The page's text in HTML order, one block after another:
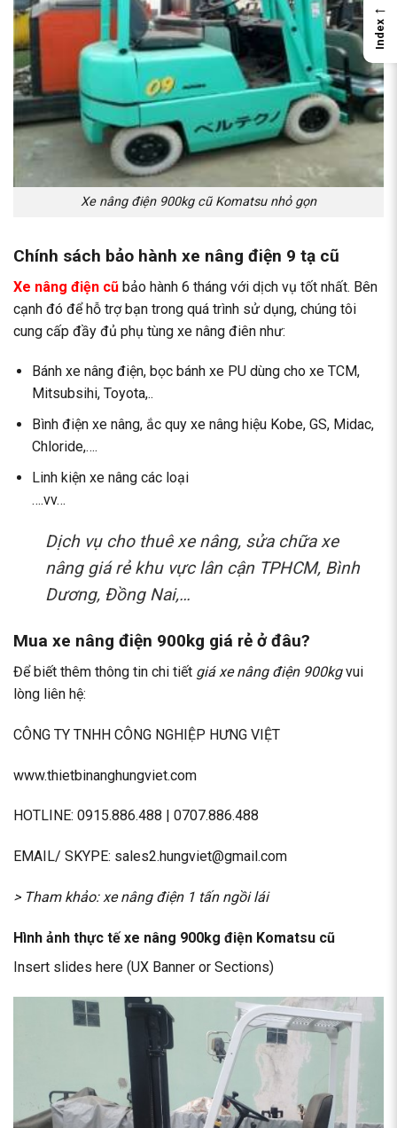
Xe nâng điện 900kg cũ Komatsu nhỏ gọn
Chính sách bảo hành xe nâng điện 9 tạ cũ
Xe nâng điện cũ bảo hành 6 tháng với dịch vụ tốt nhất. Bên
cạnh đó để hỗ trợ bạn trong quá trình sử dụng, chúng tôi
cung cấp đầy đủ phụ tùng xe nâng điên như:
Bánh xe nâng điện, bọc bánh xe PU dùng cho xe TCM,
Mitsubsihi, Toyota,..
Bình điện xe nâng, ắc quy xe nâng hiệu Kobe, GS, Midac,
Chloride,….
Linh kiện xe nâng các loại
….vv…
Dịch vụ cho thuê xe nâng, sửa chữa xe
nâng giá rẻ khu vực lân cận TPHCM, Bình
Dương, Đồng Nai,…
Mua xe nâng điện 900kg giá rẻ ở đâu?
Để biết thêm thông tin chi tiết giá xe nâng điện 900kgvui
lòng liên hệ:
CÔNG TY TNHH CÔNG NGHIỆP HƯNG VIỆT
www.thietbinanghungviet.com
HOTLINE: 0915.886.488 0707.886.488
EMAIL/ SKYPE: sales2.hungviet@gmail.com
> Tham khảo:xe nâng điện 1 tấn ngồi lái
Hình ảnh thực tế xe nâng 900kg điện Komatsu cũ
Insert slides here (UX Banner or Sections)
←
Index